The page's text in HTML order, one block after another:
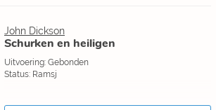
John Dickson
Schurken en heiligen
Uitvoering: Gebonden
Status: Ramsj